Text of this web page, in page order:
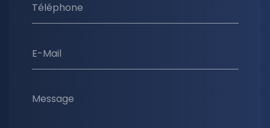
Téléphone
E-Mail
Message